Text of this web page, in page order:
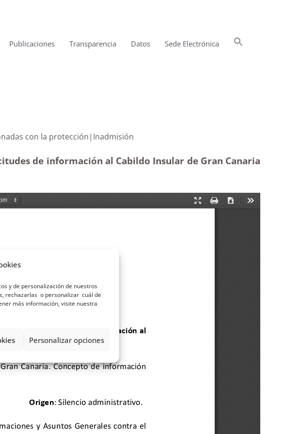
y de personalización de nuestros
rechazarlas o personalizar cuál de
más información, visite nuestra
Personalizar opciones
Publicaciones Transparencia Datos Sede Electrónica
con la protección|Inadmisión
de información al Cabildo Insular de Gran Canaria